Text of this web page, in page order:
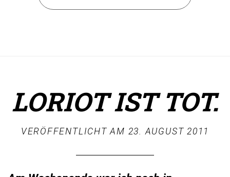
LORIOT IST TOT.
VERÖFFENTLICHT AM 23. AUGUST 2011